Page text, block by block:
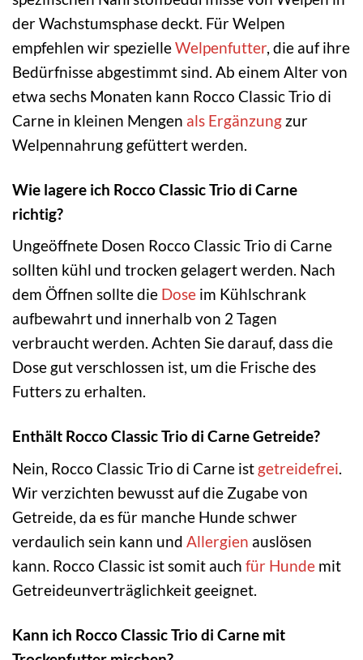
der Wachstumsphase deckt. Für Welpen
empfehlen wir spezielleWelpenfutter, die auf ihre
Bedürfnisse abgestimmt sind. Ab einem Alter von
etwa sechs Monaten kann Rocco Classic Trio di
Carne in kleinen Mengen als Ergänzung zur
Welpennahrung gefüttert werden.
Wie lagere ich Rocco Classic Trio di Carne
richtig?
Ungeöffnete Dosen Rocco Classic Trio di Carne
sollten kühl und trocken gelagert werden. Nach
dem Öffnen sollte die Dose im Kühlschrank
aufbewahrt und innerhalb von 2 Tagen
verbraucht werden. Achten Sie darauf, dass die
Dose gut verschlossen ist, um die Frische des
Futters zu erhalten.
Enthält Rocco Classic Trio di Carne Getreide?
Nein, Rocco Classic Trio di Carne ist getreidefrei.
Wir verzichten bewusst auf die Zugabe von
Getreide, da es für manche Hunde schwer
verdaulich sein kann und Allergien auslösen
kann. Rocco Classic ist somit auch für Hunde mit
Getreideunverträglichkeit geeignet.
Kann ich Rocco Classic Trio di Carne mit